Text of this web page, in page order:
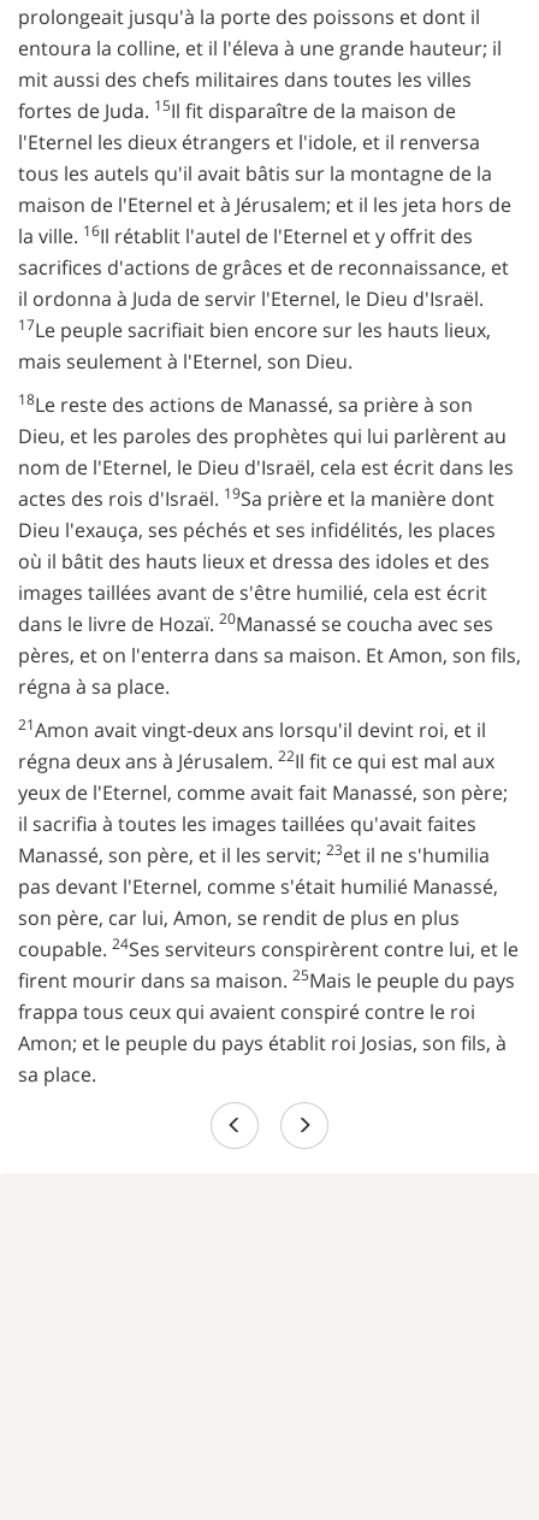
prolongeait jusqu'à la porte des poissons et dont il
entoura la colline, et il l'éleva à une grande hauteur; il
mit aussi des chefs militaires dans toutes les villes
fortes de Juda. 15Il fit disparaître de la maison de
l'Eternel les dieux étrangers et l'idole, et il renversa
tous les autels qu'il avait bâtis sur la montagne de la
maison de l'Eternel et à Jérusalem; et il les jeta hors de
la ville. 16Il rétablit l'autel de l'Eternel et y offrit des
sacrifices d'actions de grâces et de reconnaissance, et
il ordonna à Juda de servir l'Eternel, le Dieu d'Israël.
17Le peuple sacrifiait bien encore sur les hauts lieux,
mais seulement à l'Eternel, son Dieu.
18Le reste des actions de Manassé, sa prière à son
Dieu, et les paroles des prophètes qui lui parlèrent au
nom de l'Eternel, le Dieu d'Israël, cela est écrit dans les
actes des rois d'Israël. 19Sa prière et la manière dont
Dieu l'exauça, ses péchés et ses infidélités, les places
où il bâtit des hauts lieux et dressa des idoles et des
images taillées avant de s'être humilié, cela est écrit
dans le livre de Hozaï. 20Manassé se coucha avec ses
pères, et on l'enterra dans sa maison. Et Amon, son fils,
régna à sa place.
21Amon avait vingt-deux ans lorsqu'il devint roi, et il
régna deux ans à Jérusalem. 22Il fit ce qui est mal aux
yeux de l'Eternel, comme avait fait Manassé, son père;
il sacrifia à toutes les images taillées qu'avait faites
Manassé, son père, et il les servit; 23et il ne s'humilia
pas devant l'Eternel, comme s'était humilié Manassé,
son père, car lui, Amon, se rendit de plus en plus
coupable. 24Ses serviteurs conspirèrent contre lui, et le
firent mourir dans sa maison. 25Mais le peuple du pays
frappa tous ceux qui avaient conspiré contre le roi
Amon; et le peuple du pays établit roi Josias, son fils, à
sa place.